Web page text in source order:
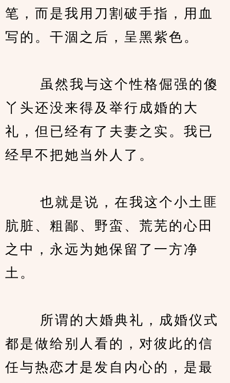
笔，而是我用刀割破手指，用血
写的。干涸之后，呈黑紫色。
虽然我与这个性格倔强的傻
丫头还没来得及举行成婚的大
礼，但已经有了夫妻之实。我已
经早不把她当外人了。
也就是说，在我这个小土匪
肮脏、粗鄙、野蛮、荒芜的心田
之中，永远为她保留了一方净
土。
所谓的大婚典礼，成婚仪式
都是做给别人看的，对彼此的信
任与热恋才是发自内心的，是最